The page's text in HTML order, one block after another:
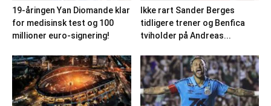
19-åringen Yan Diomande klar
for medisinsk test og 100
millioner euro-signering!
Ikke rart Sander Berges
tidligere trener og Benfica
tviholder på Andreas...